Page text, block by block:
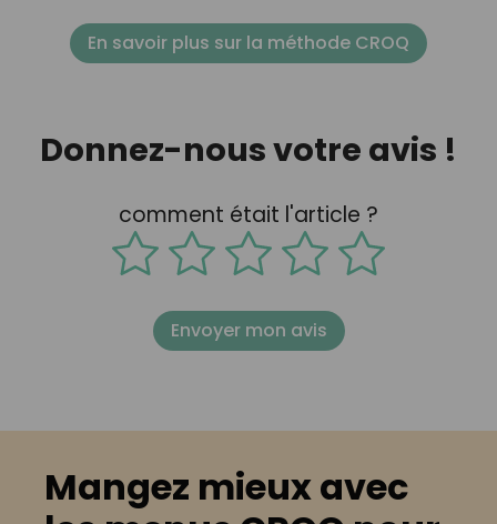
En savoir plus sur la méthode CROQ
Donnez-nous votre avis !
comment était l'article ?
Envoyer mon avis
Mangez mieux avec